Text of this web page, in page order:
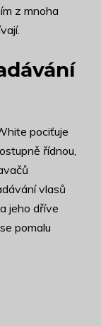
z mnoha
pociťuje
řídnou,
vlasů
jeho dříve
pomalu